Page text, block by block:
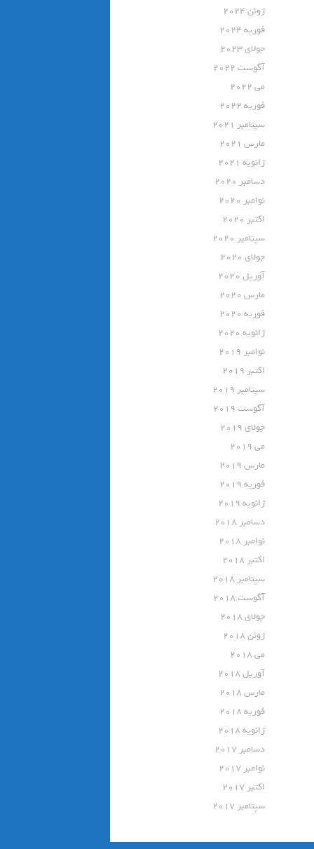
ژوئن 2024
فوریه 2024
جولای 2023
آگوست 2022
می 2022
فوریه 2022
سپتامبر 2021
مارس 2021
ژانویه 2021
دسامبر 2020
نوامبر 2020
اکتبر 2020
سپتامبر 2020
جولای 2020
آوریل 2020
مارس 2020
فوریه 2020
ژانویه 2020
نوامبر 2019
اکتبر 2019
سپتامبر 2019
آگوست 2019
جولای 2019
می 2019
مارس 2019
فوریه 2019
ژانویه 2019
دسامبر 2018
نوامبر 2018
اکتبر 2018
سپتامبر 2018
آگوست 2018
جولای 2018
ژوئن 2018
می 2018
آوریل 2018
مارس 2018
فوریه 2018
ژانویه 2018
دسامبر 2017
نوامبر 2017
اکتبر 2017
سپتامبر 2017